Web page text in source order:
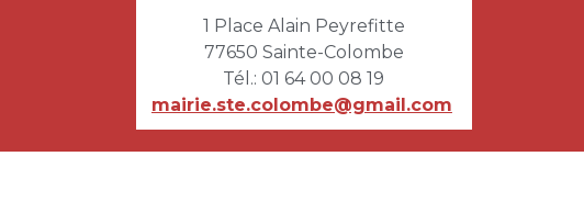
1 Place Alain Peyrefitte
77650 Sainte-Colombe
Tél.: 01 64 00 08 19
mairie.ste.colombe@gmail.com